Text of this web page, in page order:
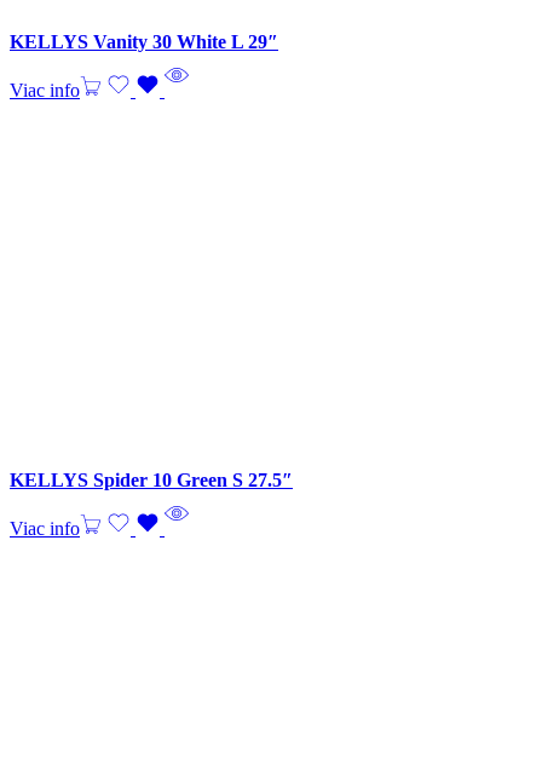
KELLYS Vanity 30 White L 29″
Viac info
KELLYS Spider 10 Green S 27.5″
Viac info